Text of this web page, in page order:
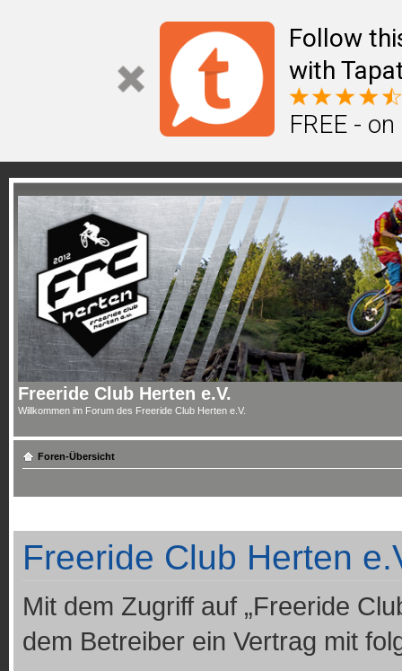
Follow
with
FREE -
Freeride Club Herten e.V.
Willkommen im Forum des Freeride Club Herten e.V.
Foren-Übersicht
Freeride Club Herten
Mit dem Zugriff auf „Freeride
dem Betreiber ein Vertrag mit